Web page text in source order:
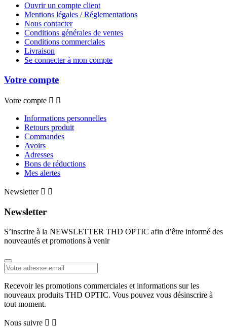
Ouvrir un compte client
Mentions légales / Réglementations
Nous contacter
Conditions générales de ventes
Conditions commerciales
Livraison
Se connecter à mon compte
Votre compte
Votre compte  
Informations personnelles
Retours produit
Commandes
Avoirs
Adresses
Bons de réductions
Mes alertes
Newsletter  
Newsletter
S’inscrire à la NEWSLETTER THD OPTIC afin d’être informé des
nouveautés et promotions à venir
Recevoir les promotions commerciales et informations sur les
nouveaux produits THD OPTIC. Vous pouvez vous désinscrire à
tout moment.
Nous suivre  